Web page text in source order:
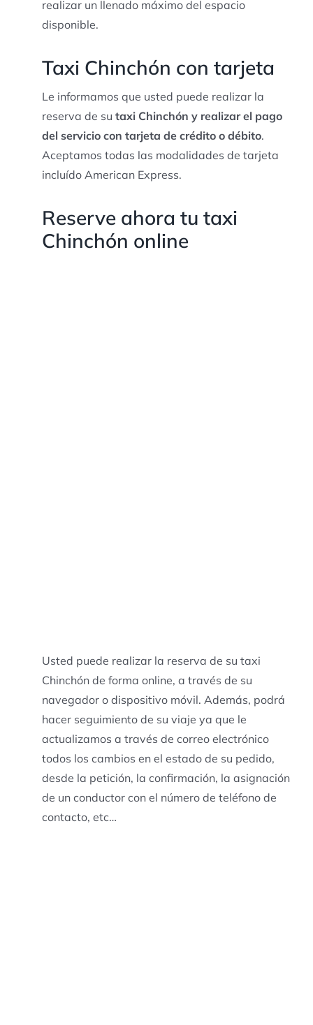
realizar un llenado máximo del espacio
disponible.
Taxi Chinchón con tarjeta
Le informamos que usted puede realizar la
reserva de su taxi Chinchón y realizar el pago
del servicio con tarjeta de crédito o débito.
Aceptamos todas las modalidades de tarjeta
incluído American Express.
Reserve ahora tu taxi
Chinchón online
Usted puede realizar la reserva de su taxi
Chinchón de forma online, a través de su
navegador o dispositivo móvil. Además, podrá
hacer seguimiento de su viaje ya que le
actualizamos a través de correo electrónico
todos los cambios en el estado de su pedido,
desde la petición, la confirmación, la asignación
de un conductor con el número de teléfono de
contacto, etc…